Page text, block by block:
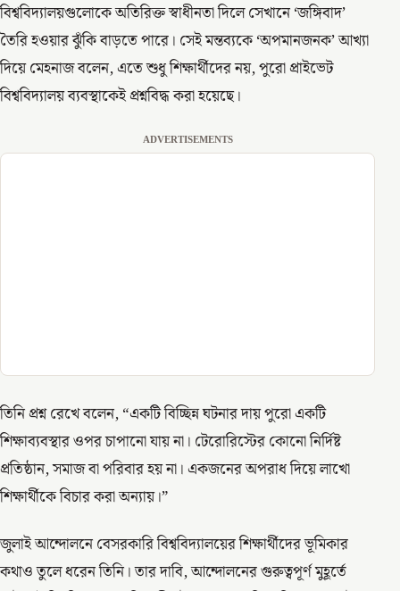
বিশ্ববিদ্যালয়গুলোকে অতিরিক্ত স্বাধীনতা দিলে সেখানে ‘জঙ্গিবাদ’
তৈরি হওয়ার ঝুঁকি বাড়তে পারে। সেই মন্তব্যকে ‘অপমানজনক’ আখ্যা
দিয়ে মেহনাজ বলেন, এতে শুধু শিক্ষার্থীদের নয়, পুরো প্রাইভেট
বিশ্ববিদ্যালয় ব্যবস্থাকেই প্রশ্নবিদ্ধ করা হয়েছে।
ADVERTISEMENTS
তিনি প্রশ্ন রেখে বলেন, “একটি বিচ্ছিন্ন ঘটনার দায় পুরো একটি
শিক্ষাব্যবস্থার ওপর চাপানো যায় না। টেরোরিস্টের কোনো নির্দিষ্ট
প্রতিষ্ঠান, সমাজ বা পরিবার হয় না। একজনের অপরাধ দিয়ে লাখো
শিক্ষার্থীকে বিচার করা অন্যায়।”
জুলাই আন্দোলনে বেসরকারি বিশ্ববিদ্যালয়ের শিক্ষার্থীদের ভূমিকার
কথাও তুলে ধরেন তিনি। তার দাবি, আন্দোলনের গুরুত্বপূর্ণ মুহূর্তে